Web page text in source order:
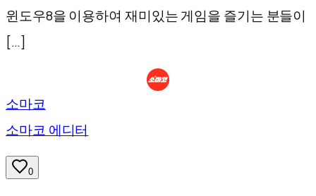
윈도우8을 이용하여 재미있는 게임을 즐기는 분들이
[…]
소마코
소마코 에디터
0